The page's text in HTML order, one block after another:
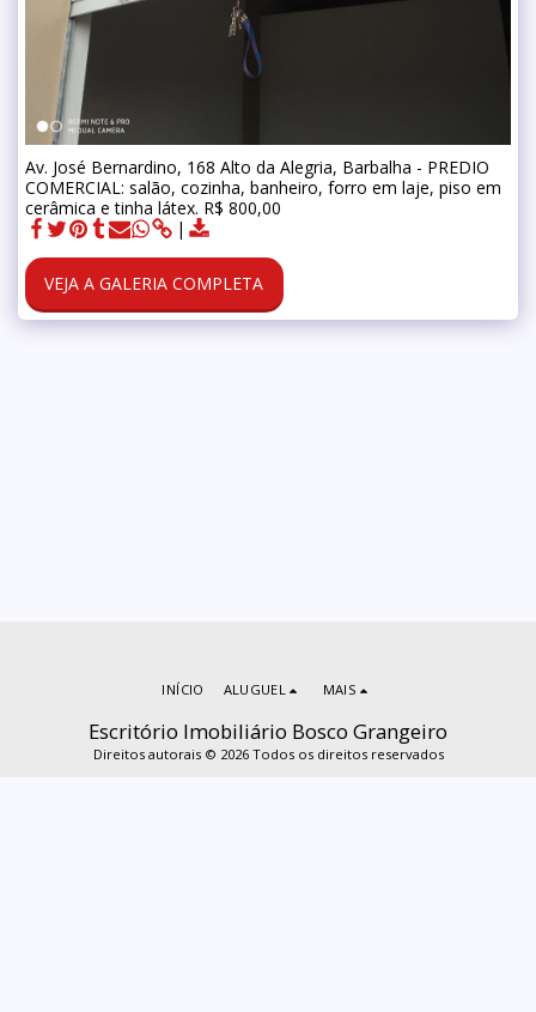
Av. José Bernardino, 168 Alto da Alegria, Barbalha - PREDIO
COMERCIAL: salão, cozinha, banheiro, forro em laje, piso em
cerâmica e tinha látex. R$ 800,00
VEJA A GALERIA COMPLETA
Escritório Imobiliário Bosco Grangeiro
Direitos autorais © 2026 Todos os direitos reservados
INÍCIO ALUGUEL MAIS